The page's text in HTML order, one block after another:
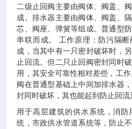
二级止回阀主要由阀体、阀盖、
成。排水器主要由阀体、阀盖、
芯、阀座、弹簧等组成。普通型
串联而成。 工作原理：防污隔
成，当其中有一只密封破坏时，
止回流。但二只止回阀密封同时
用，其安全可靠性相对差些，工
阀在普通型基础上中间加排水器
封同时破坏，其也能起到防止回流
用于高层建筑的供水系统，消
统，市政供水管道系统等，防止